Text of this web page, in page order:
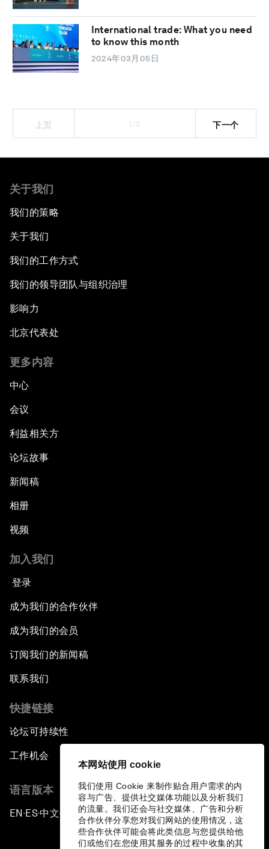
本网站使用 cookie
我们使用 Cookie 来制作贴合用户需求的内
容与广告、提供社交媒体功能以及分析我们
的流量。我们还会与社交媒体、广告和分析
合作伙伴分享您对我们网站的使用情况，这
些合作伙伴可能会将此类信息与您提供给他
们或他们在您使用其服务的过程中收集的其
International trade: What you need
to know this month
2024年03月05日
上页 1/3 下一个
关于我们
我们的策略
关于我们
我们的工作方式
我们的领导团队与组织治理
影响力
北京代表处
更多内容
中心
会议
利益相关方
论坛故事
新闻稿
相册
视频
加入我们
登录
成为我们的合作伙伴
成为我们的会员
订阅我们的新闻稿
联系我们
快捷链接
论坛可持续性
工作机会
语言版本
EN ▪ES▪中文▪ 日本語